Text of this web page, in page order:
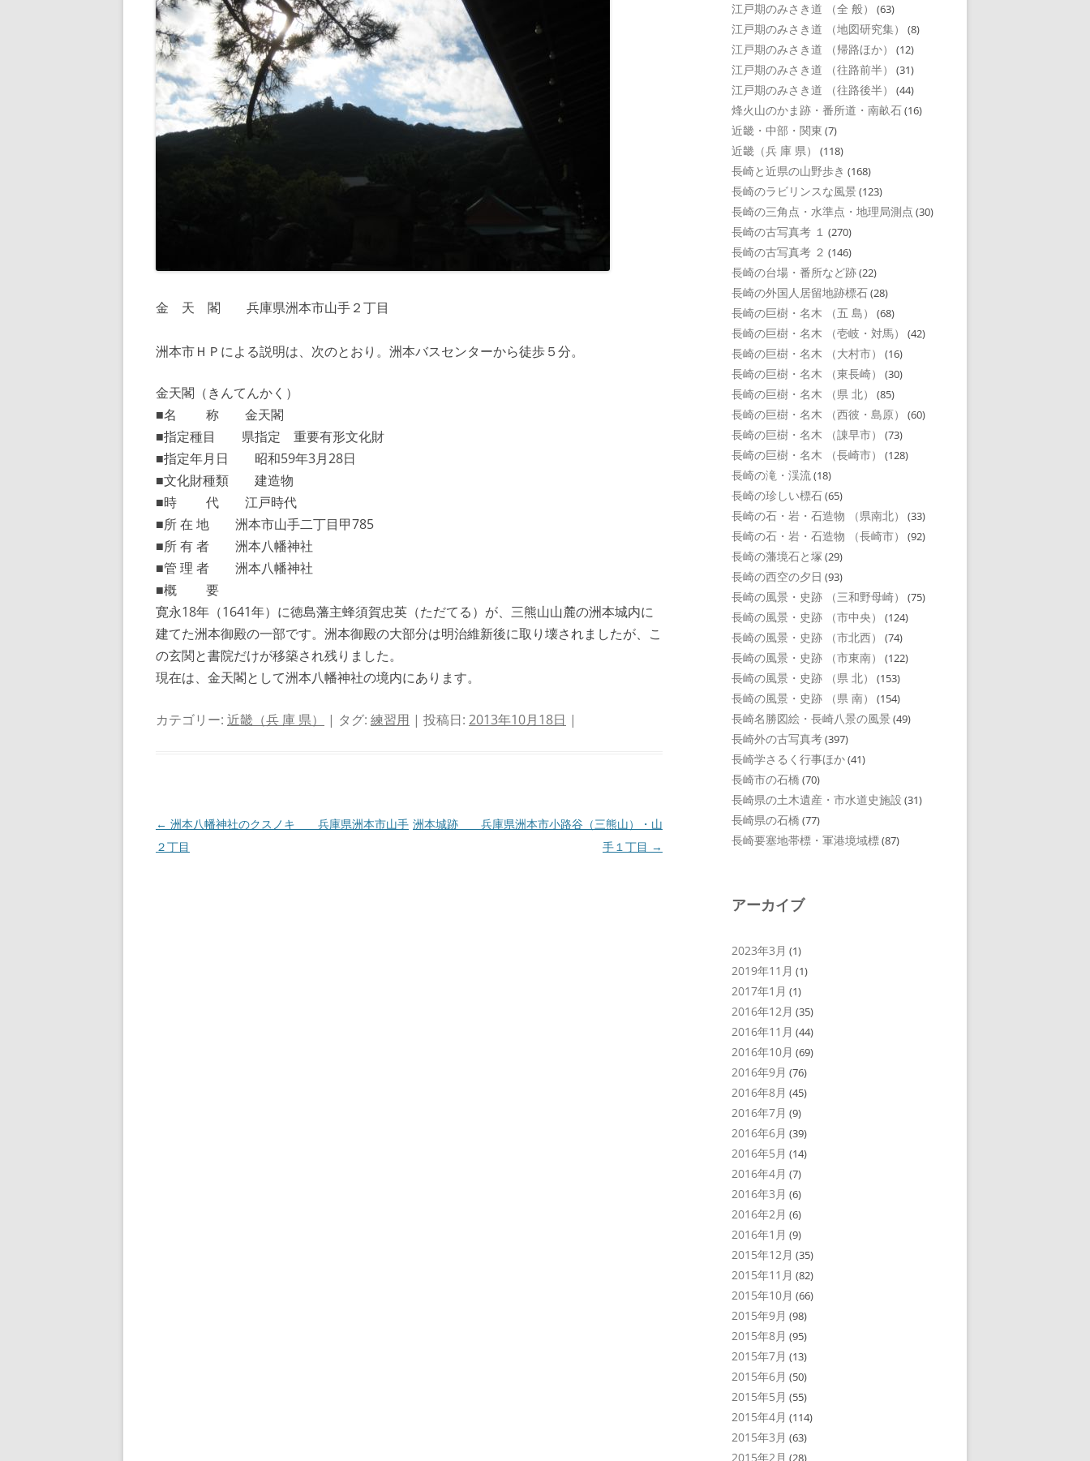
金 天 閣 兵庫県洲本市山手２丁目
洲本市ＨＰによる説明は、次のとおり。洲本バスセンターから徒歩５分。
金天閣（きんてんかく）
■名 称 金天閣
■指定種目 県指定 重要有形文化財
■指定年月日 昭和59年3月28日
■文化財種類 建造物
■時 代 江戸時代
■所 在 地 洲本市山手二丁目甲785
■所 有 者 洲本八幡神社
■管 理 者 洲本八幡神社
■概 要
寛永18年（1641年）に徳島藩主蜂須賀忠英（ただてる）が、三熊山山麓の洲本城内に
建てた洲本御殿の一部です。洲本御殿の大部分は明治維新後に取り壊されましたが、こ
の玄関と書院だけが移築され残りました。
現在は、金天閣として洲本八幡神社の境内にあります。
カテゴリー: 近畿（兵 庫 県） | タグ: 練習用 | 投稿日: 2013年10月18日 |
投
稿
← 洲本八幡神社のクスノキ 兵庫県洲本市山手
２丁目
洲本城跡 兵庫県洲本市小路谷（三熊山）・山
手１丁目 →
江戸期のみさき道 （全 般） (63)
江戸期のみさき道 （地図研究集） (8)
江戸期のみさき道 （帰路ほか） (12)
江戸期のみさき道 （往路前半） (31)
江戸期のみさき道 （往路後半） (44)
烽火山のかま跡・番所道・南畝石(16)
近畿・中部・関東 (7)
近畿（兵 庫 県） (118)
長崎と近県の山野歩き (168)
長崎のラビリンスな風景 (123)
長崎の三角点・水準点・地理局測点 (30)
長崎の古写真考 １ (270)
長崎の古写真考 ２ (146)
長崎の台場・番所など跡(22)
長崎の外国人居留地跡標石(28)
長崎の巨樹・名木 （五 島） (68)
長崎の巨樹・名木 （壱岐・対馬） (42)
長崎の巨樹・名木 （大村市） (16)
長崎の巨樹・名木 （東長崎） (30)
長崎の巨樹・名木 （県 北） (85)
長崎の巨樹・名木 （西彼・島原） (60)
長崎の巨樹・名木 （諌早市） (73)
長崎の巨樹・名木 （長崎市） (128)
長崎の滝・渓流(18)
長崎の珍しい標石(65)
長崎の石・岩・石造物 （県南北） (33)
長崎の石・岩・石造物 （長崎市） (92)
長崎の藩境石と塚 (29)
長崎の西空の夕日 (93)
長崎の風景・史跡 （三和野母崎） (75)
長崎の風景・史跡 （市中央） (124)
長崎の風景・史跡 （市北西） (74)
長崎の風景・史跡 （市東南） (122)
長崎の風景・史跡 （県 北） (153)
長崎の風景・史跡 （県 南） (154)
長崎名勝図絵・長崎八景の風景 (49)
長崎外の古写真考(397)
長崎学さるく行事ほか(41)
長崎市の石橋 (70)
長崎県の土木遺産・市水道史施設 (31)
長崎県の石橋 (77)
長崎要塞地帯標・軍港境域標(87)
アーカイブ
2023年3月 (1)
2019年11月 (1)
2017年1月 (1)
2016年12月 (35)
2016年11月 (44)
2016年10月 (69)
2016年9月 (76)
2016年8月 (45)
2016年7月 (9)
2016年6月 (39)
2016年5月 (14)
2016年4月 (7)
2016年3月 (6)
2016年2月 (6)
2016年1月 (9)
2015年12月 (35)
2015年11月 (82)
2015年10月 (66)
2015年9月 (98)
2015年8月 (95)
2015年7月 (13)
2015年6月 (50)
2015年5月 (55)
2015年4月 (114)
2015年3月 (63)
2015年2月 (28)